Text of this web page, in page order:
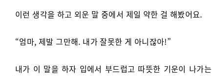
이런 생각을 하고 외운 말 중에서 제일 약한 걸 해봤어요.
“엄마, 제발 그만해. 내가 잘못한 게 아니잖아!”
내가 이 말을 하자 입에서 부드럽고 따뜻한 기운이 나가는